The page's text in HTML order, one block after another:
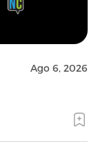
Ago 6, 2026